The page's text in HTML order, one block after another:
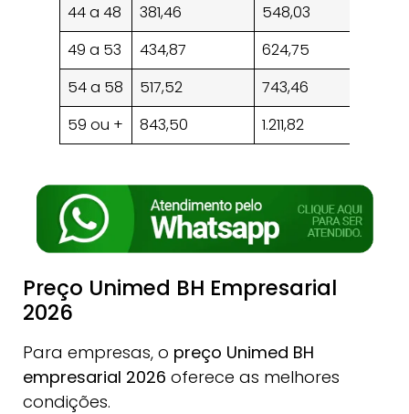
44 a 48
381,46 548,03
49 a 53
434,87 624,75
54 a 58
517,52 743,46
59 ou +
843,50 1.211,82
Preço Unimed BH Empresarial
2026
Para empresas, o preço Unimed BH
empresarial 2026 oferece as melhores
condições.